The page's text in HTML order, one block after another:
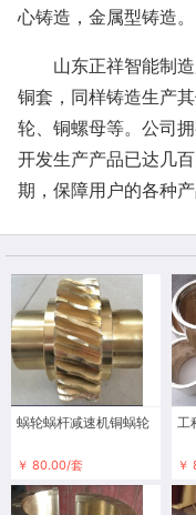
心铸造，金属型铸造。
山东正祥智能制
铜套，同样铸造生产
轮、铜螺母等。公司
开发生产产品已达几
期，保障用户的各种产
蜗轮蜗杆减速机铜蜗轮
￥ 80.00/套
工
￥